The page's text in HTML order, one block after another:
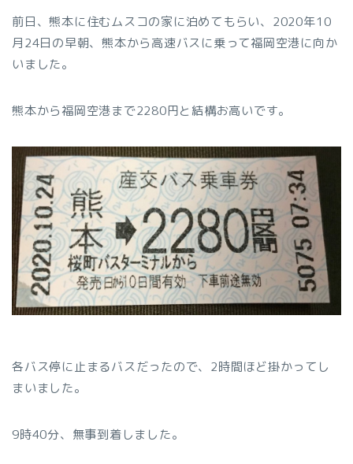
前日、熊本に住むムスコの家に泊めてもらい、2020年10
月24日の早朝、熊本から高速バスに乗って福岡空港に向か
いました。
熊本から福岡空港まで2280円と結構お高いです。
各バス停に止まるバスだったので、2時間ほど掛かってし
まいました。
9時40分、無事到着しました。